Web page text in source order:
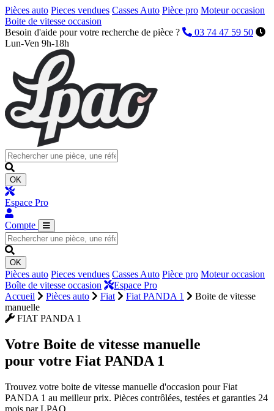
Pièces auto Pieces vendues Casses Auto Pièce pro Moteur occasion
Boite de vitesse occasion
Besoin d'aide pour votre recherche de pièce ?
03 74 47 59 50
Lun-Ven 9h-18h
OK
Espace Pro
Compte
OK
Pièces auto Pieces vendues Casses Auto Pièce pro Moteur occasion
Boîte de vitesse occasion
Espace Pro
Accueil
Pièces auto Fiat Fiat PANDA 1
Boite de vitesse
manuelle
FIAT PANDA 1
Votre Boite de vitesse manuelle
pour votre Fiat PANDA 1
Trouvez votre boite de vitesse manuelle d'occasion pour Fiat
PANDA 1 au meilleur prix. Pièces contrôlées, testées et garanties 24
mois par LPAO.